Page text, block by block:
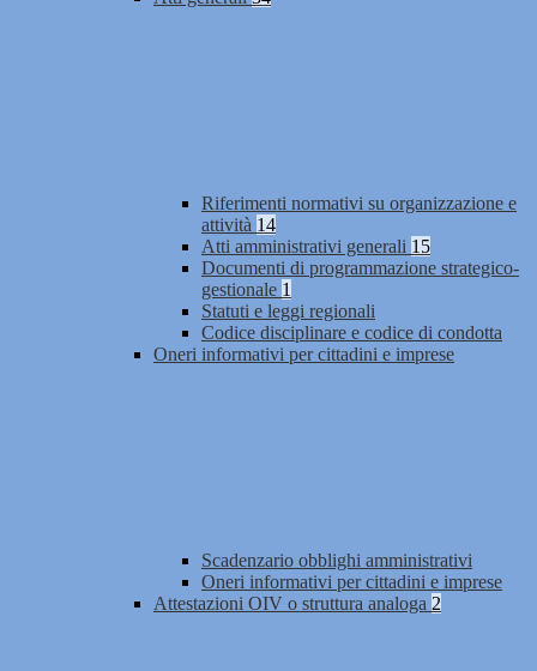
Riferimenti normativi su organizzazione e
attività 14
Atti amministrativi generali 15
Documenti di programmazione strategico-
gestionale 1
Statuti e leggi regionali
Codice disciplinare e codice di condotta
Oneri informativi per cittadini e imprese
Scadenzario obblighi amministrativi
Oneri informativi per cittadini e imprese
Attestazioni OIV o struttura analoga 2